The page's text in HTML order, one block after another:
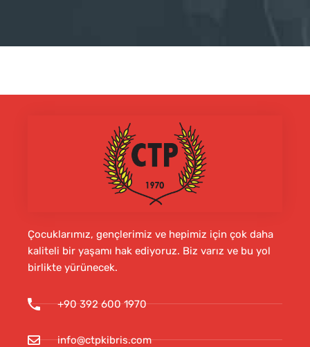
Çocuklarımız, gençlerimiz ve hepimiz için çok daha
kaliteli bir yaşamı hak ediyoruz. Biz varız ve bu yol
birlikte yürünecek.
+90 392 600 1970
info@ctpkibris.com